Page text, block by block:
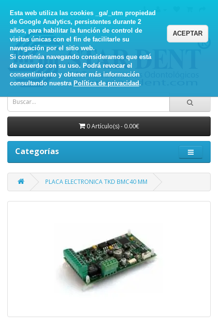
Esta web utiliza las cookies _ga/_utm propiedad
de Google Analytics, persistentes durante 2
años, para habilitar la función de control de
visitas únicas con el fin de facilitarle su
navegación por el sitio web.
Si continúa navegando consideramos que está
de acuerdo con su uso. Podrá revocar el
consentimiento y obtener más información
consultando nuestra Política de privacidad.
ACEPTAR
0 Artículo(s) - 0.00€
Categorías
PLACA ELECTRONICA TKD BMC40 MM